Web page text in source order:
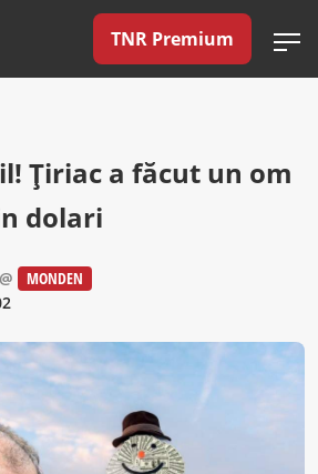
TNR Premium
Țiriac a făcut un om
dolari
@
MONDEN